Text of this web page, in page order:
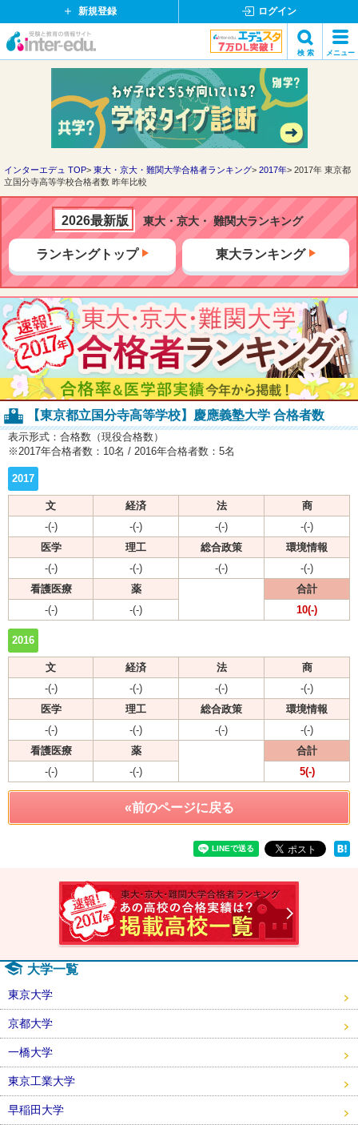
新規登録 ログイン
イ
ド
ッ
ト
検 索 メニュー
検索
インターエデュ TOP 東大・京大・難関大学合格者ランキング 2017年
2017年 東京都
立国分寺高等学校合格者数 昨年比較
2026最新版 東大・京大・ 難関大ランキング
ランキングトップ 東大ランキング
【東京都立国分寺高等学校】慶應義塾大学 合格者数
表示形式：合格数（現役合格数）
※2017年合格者数：10名 / 2016年合格者数：5名
2017
文 経済 法
商
-(-)
-(-) -(-)
-(-)
医学
理工 総合政策
環境情報
-(-)
-(-) -(-)
-(-)
看護医療
薬
合計
-(-)
-(-) 10(-)
2016
文 経済 法
商
-(-)
-(-) -(-)
-(-)
医学
理工 総合政策
環境情報
-(-)
-(-) -(-)
-(-)
看護医療
薬
合計
-(-)
-(-) 5(-)
«前のページに戻る
大学一覧
東京大学
京都大学
一橋大学
東京工業大学
早稲田大学